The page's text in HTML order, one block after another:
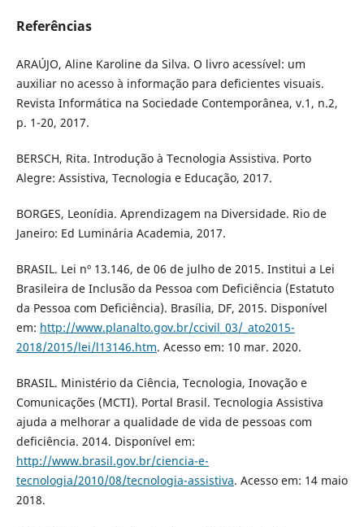
Referências
ARAÚJO, Aline Karoline da Silva. O livro acessível: um
auxiliar no acesso à informação para deficientes visuais.
Revista Informática na Sociedade Contemporânea, v.1, n.2,
p. 1-20, 2017.
BERSCH, Rita. Introdução à Tecnologia Assistiva. Porto
Alegre: Assistiva, Tecnologia e Educação, 2017.
BORGES, Leonídia. Aprendizagem na Diversidade. Rio de
Janeiro: Ed Luminária Academia, 2017.
BRASIL. Lei nº 13.146, de 06 de julho de 2015. Institui a Lei
Brasileira de Inclusão da Pessoa com Deficiência (Estatuto
da Pessoa com Deficiência). Brasília, DF, 2015. Disponível
em: http://www.planalto.gov.br/ccivil_03/_ato2015-
2018/2015/lei/l13146.htm. Acesso em: 10 mar. 2020.
BRASIL. Ministério da Ciência, Tecnologia, Inovação e
Comunicações (MCTI). Portal Brasil. Tecnologia Assistiva
ajuda a melhorar a qualidade de vida de pessoas com
deficiência. 2014. Disponível em:
http://www.brasil.gov.br/ciencia-e-
tecnologia/2010/08/tecnologia-assistiva. Acesso em: 14 maio
2018.